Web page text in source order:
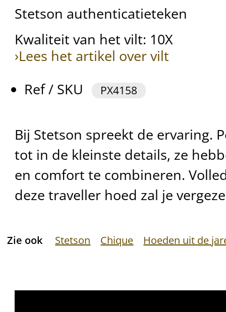
Stetson authenticatieteken
Kwaliteit van het vilt: 10X
›Lees het artikel over vilt
Ref / SKU
PX4158
Bij Stetson spreekt de ervaring.
tot in de kleinste details, ze
en comfort te combineren.
deze traveller hoed zal je
Zie ook Stetson Chique Hoeden uit de